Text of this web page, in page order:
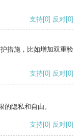
支持[0] 反对[0]
措施，比如增加双重验
支持[0] 反对[0]
隐私和自由。
支持[0] 反对[0]